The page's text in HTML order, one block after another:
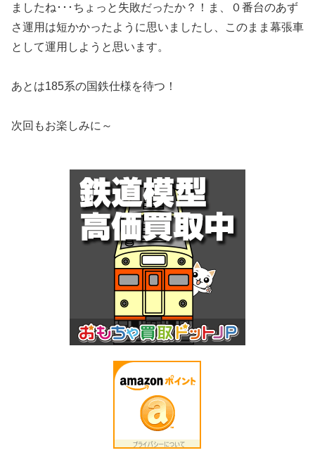
ましたね･･･ちょっと失敗だったか？！ま、０番台のあず
さ運用は短かかったように思いましたし、このまま幕張車
として運用しようと思います。
あとは185系の国鉄仕様を待つ！
次回もお楽しみに～